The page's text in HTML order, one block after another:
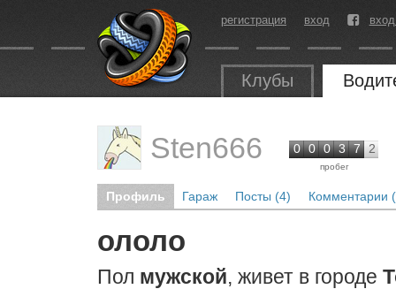
регистрация вход
Клубы
Sten666 0 0 0 3 7 2
пробег
Профиль Гараж Посты (4) Комментарии
ололо
Пол мужской, живет в городе